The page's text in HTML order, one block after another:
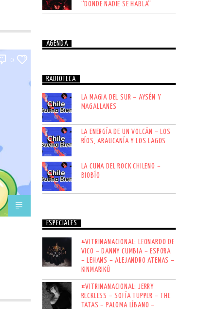
0
“DONDE NADIE SE HABLA”
AGENDA
RADIOTECA
LA MAGIA DEL SUR – AYSÉN Y
MAGALLANES
LA ENERGÍA DE UN VOLCÁN – LOS
RÍOS, ARAUCANÍA Y LOS LAGOS
LA CUNA DEL ROCK CHILENO –
BIOBÍO
ESPECIALES
#VITRINANACIONAL: LEONARDO DE
VICO – DANNY CUMBIA – ESPORA
– LEHANS – ALEJANDRO ATENAS –
KINMARIKÚ
#VITRINANACIONAL: JERRY
RECKLESS – SOFÍA TUPPER – THE
TATAS – PALOMA LÍBANO –